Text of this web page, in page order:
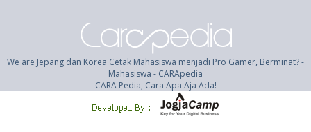
We are Jepang dan Korea Cetak Mahasiswa menjadi Pro Gamer, Berminat? -
Mahasiswa - CARApedia
CARA Pedia, Cara Apa Aja Ada!